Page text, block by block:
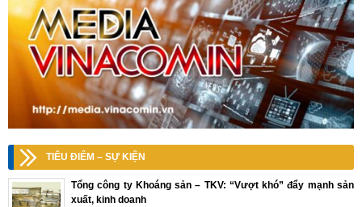
TIÊU ĐIỂM – SỰ KIỆN
Tổng công ty Khoáng sản – TKV: “Vượt khó” đẩy mạnh sản
xuất, kinh doanh